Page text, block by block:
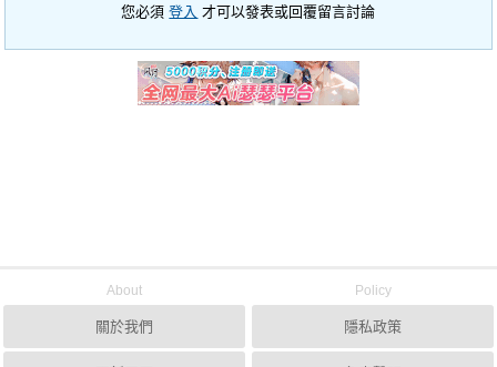
您必須登入 才可以發表或回覆留言討論
About
關於我們
Policy
隱私政策